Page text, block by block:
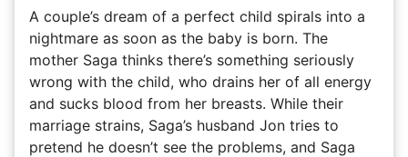
A couple’s dream of a perfect child spirals into a
nightmare as soon as the baby is born. The
mother Saga thinks there’s something seriously
wrong with the child, who drains her of all energy
and sucks blood from her breasts. While their
marriage strains, Saga’s husband Jon tries to
pretend he doesn’t see the problems, and Saga